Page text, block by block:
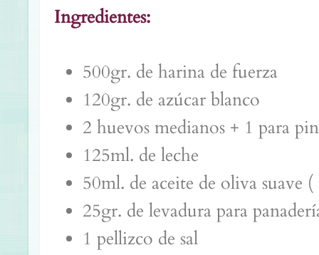
Ingredientes:
500gr. de harina de fuerza
120gr. de azúcar blanco
2 huevos medianos + 1 para
125ml. de leche
50ml. de aceite de oliva suave
25gr. de levadura para
1 pellizco de sal